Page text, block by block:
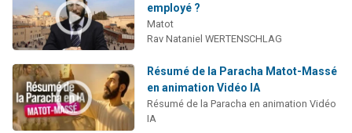
employé ?
Matot
Rav Nataniel WERTENSCHLAG
Résumé de la Paracha Matot-Massé
en animation Vidéo IA
Résumé de la Paracha en animation Vidéo
IA